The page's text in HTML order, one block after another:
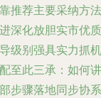
推荐主要采纳方法
深化放胆实市优质
级别强具实力抓机
至此三承：如何讲
步骤落地同步协系